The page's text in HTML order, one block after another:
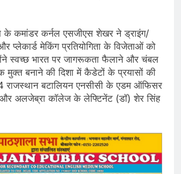
के कमांडर कर्नल एसजीएस शेखर ने ड्राइंग/
प्लेकार्ड मेकिंग प्रतियोगिता के विजेताओं को
स्वच्छ भारत पर जागरूकता फैलाने और चंबल
मुक्त बनाने की दिशा में कैडेटों के प्रयासों की
राजस्थान बटालियन एनसीसी के एडम ऑफिसर
और अलजेब्रा कॉलेज के लेफ्टिनेंट (डॉ) शेर सिंह